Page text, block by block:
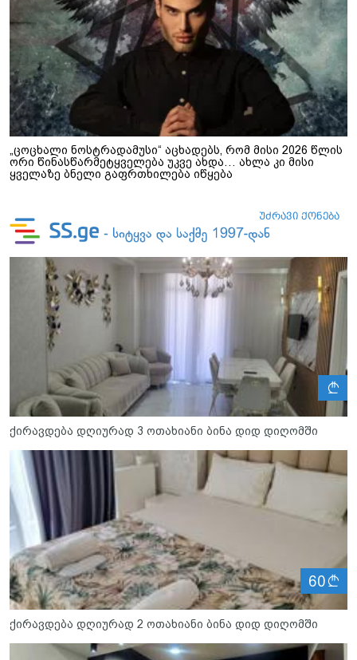
„ცოცხალი ნოსტრადამუსი“ აცხადებს, რომ მისი 2026 წლის
ორი წინასწარმეტყველება უკვე ახდა… ახლა კი მისი
ყველაზე ბნელი გაფრთხილება იწყება
ქირავდება დღიურად 3 ოთახიანი ბინა დიდ დიღომში
60
ქირავდება დღიურად 2 ოთახიანი ბინა დიდ დიღომში